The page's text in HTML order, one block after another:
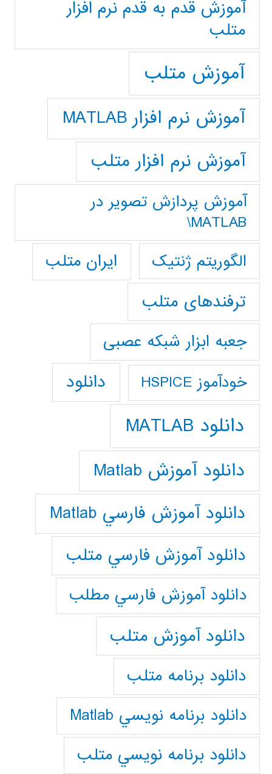
آموزش قدم به قدم نرم افزار
متلب
آموزش متلب
آموزش نرم افزار MATLAB
آموزش نرم افزار متلب
آموزش پردازش تصوير در
MATLAB\
الگوریتم ژنتیک
ایران متلب
ترفندهای متلب
جعبه ابزار شبکه عصبی
خودآموز HSPICE دانلود
دانلود MATLAB
دانلود آموزش Matlab
دانلود آموزش فارسي Matlab
دانلود آموزش فارسي متلب
دانلود آموزش فارسي مطلب
دانلود آموزش متلب
دانلود برنامه متلب
دانلود برنامه نويسي Matlab
دانلود برنامه نويسي متلب